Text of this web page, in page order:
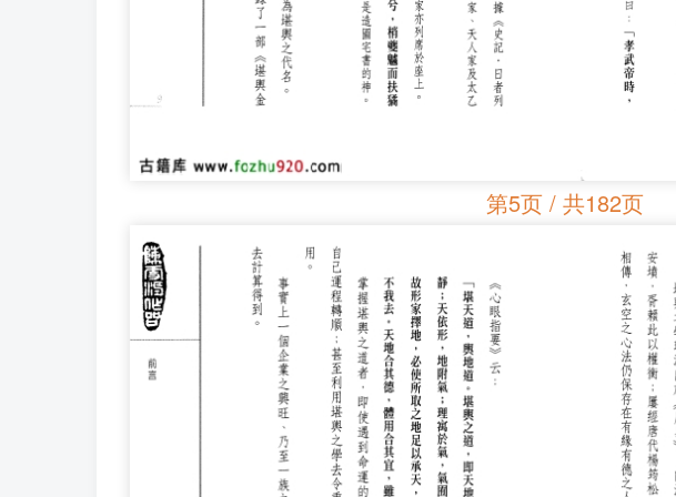
第5页 / 共182页